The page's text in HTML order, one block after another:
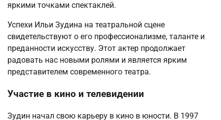
яркими точками спектаклей.
Успехи Ильи Зудина на театральной сцене
свидетельствуют о его профессионализме, таланте и
преданности искусству. Этот актер продолжает
радовать нас новыми ролями и является ярким
представителем современного театра.
Участие в кино и телевидении
Зудин начал свою карьеру в кино в юности. В 1997